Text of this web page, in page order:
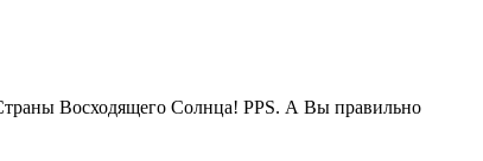
Восходящего Солнца! PPS. А Вы правильно